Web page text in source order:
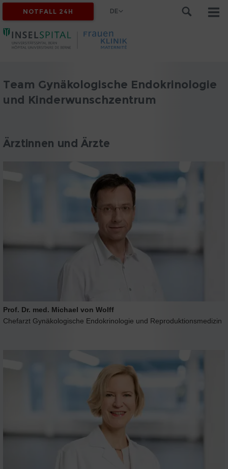
NOTFALL 24H DE
Team Gynäkologische Endokrinologie
und Kinderwunschzentrum
Ärztinnen und Ärzte
Prof. Dr. med. Michael von Wolff
Chefarzt Gynäkologische Endokrinologie und Reproduktionsmedizin